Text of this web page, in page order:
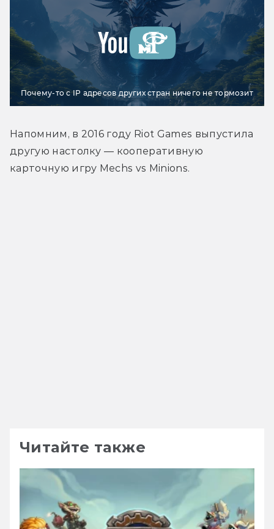
Почему-то с IP адресов других стран ничего не тормозит
Напомним, в 2016 году Riot Games выпустила
другую настолку — кооперативную
карточную игру Mechs vs Minions.
Читайте также